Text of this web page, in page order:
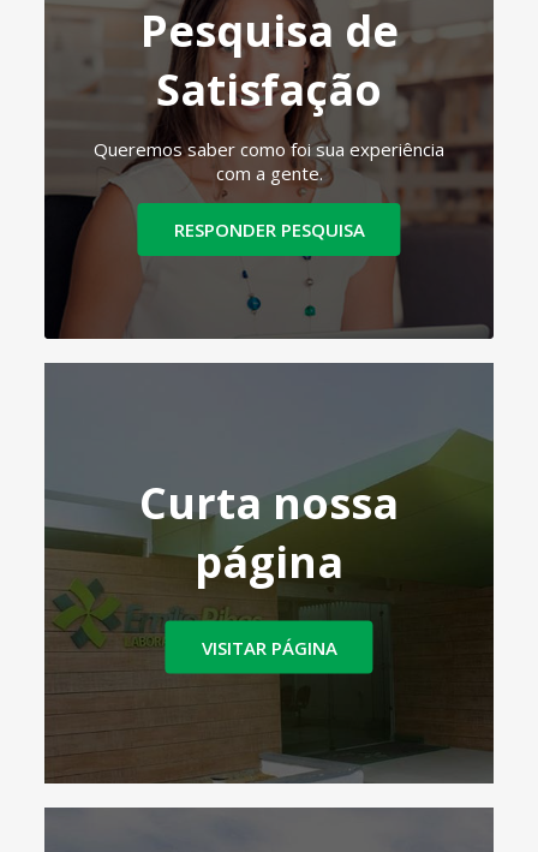
Pesquisa de
Satisfação
Queremos saber como foi sua experiência
com a gente.
RESPONDER PESQUISA
Curta nossa
página
VISITAR PÁGINA